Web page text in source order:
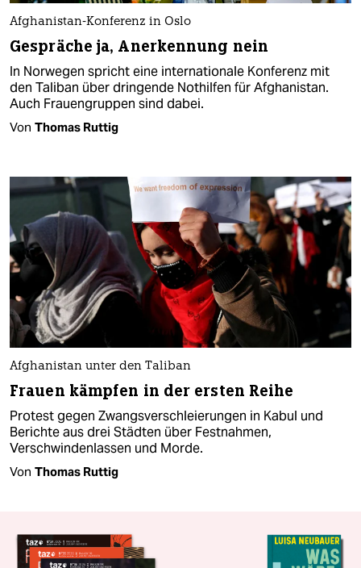
Afghanistan-Konferenz in Oslo
Gespräche ja, Anerkennung nein
In Norwegen spricht eine internationale Konferenz mit
den Taliban über dringende Nothilfen für Afghanistan.
Auch Frauengruppen sind dabei.
Von Thomas Ruttig
Afghanistan unter den Taliban
Frauen kämpfen in der ersten Reihe
Protest gegen Zwangsverschleierungen in Kabul und
Berichte aus drei Städten über Festnahmen,
Verschwindenlassen und Morde.
Von Thomas Ruttig